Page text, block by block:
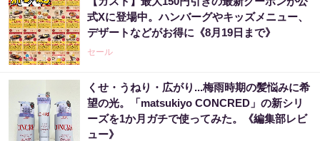
式Xに登場中。ハンバーグやキッズメニュー、
デザートなどがお得に《8月19日まで》
セール
くせ・うねり・広がり...梅雨時期の髪悩みに希
望の光。「matsukiyo CONCRED」の新シリ
ーズを1か月ガチで使ってみた。《編集部レビ
ュー》